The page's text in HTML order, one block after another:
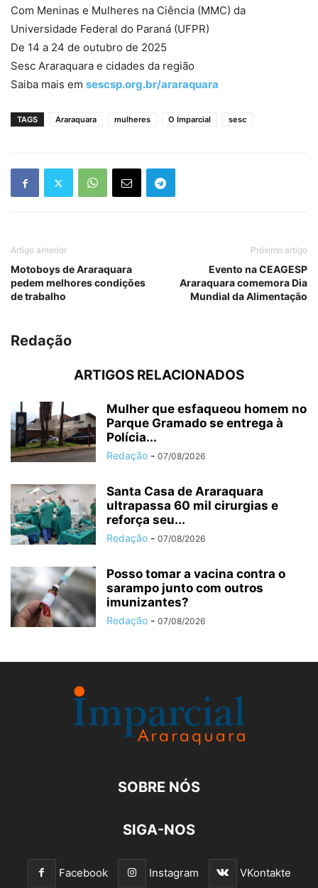
Com Meninas e Mulheres na Ciência (MMC) da
Universidade Federal do Paraná (UFPR)
De 14 a 24 de outubro de 2025
Sesc Araraquara e cidades da região
Saiba mais em sescsp.org.br/araraquara
TAGS Araraquara mulheres O Imparcial sesc
Artigo anterior
Motoboys de Araraquara
pedem melhores condições
de trabalho
Próximo artigo
Evento na CEAGESP
Araraquara comemora Dia
Mundial da Alimentação
Redação
ARTIGOS RELACIONADOS
Mulher que esfaqueou homem no
Parque Gramado se entrega à
Polícia...
Redação - 07/08/2026
Santa Casa de Araraquara
ultrapassa 60 mil cirurgias e
reforça seu...
Redação - 07/08/2026
Posso tomar a vacina contra o
sarampo junto com outros
imunizantes?
Redação - 07/08/2026
SOBRE NÓS
SIGA-NOS
Facebook Instagram VKontakte